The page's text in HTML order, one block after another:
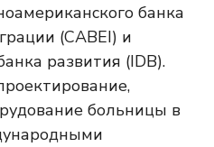
банка
(CABEI) и
развития (IDB).
больницы в